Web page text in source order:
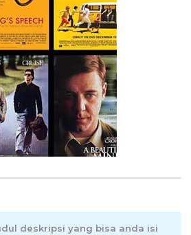
deskripsi yang bisa anda isi